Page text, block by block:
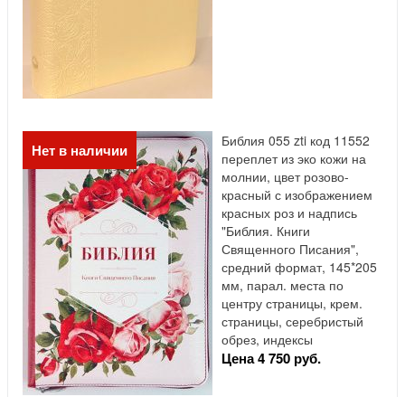
Нет в наличии
Библия 055 zti код 11552
переплет из эко кожи на
молнии, цвет розово-
красный с изображением
красных роз и надпись
"Библия. Книги
Священного Писания",
средний формат, 145*205
мм, парал. места по
центру страницы, крем.
страницы, серебристый
обрез, индексы
Цена 4 750 руб.